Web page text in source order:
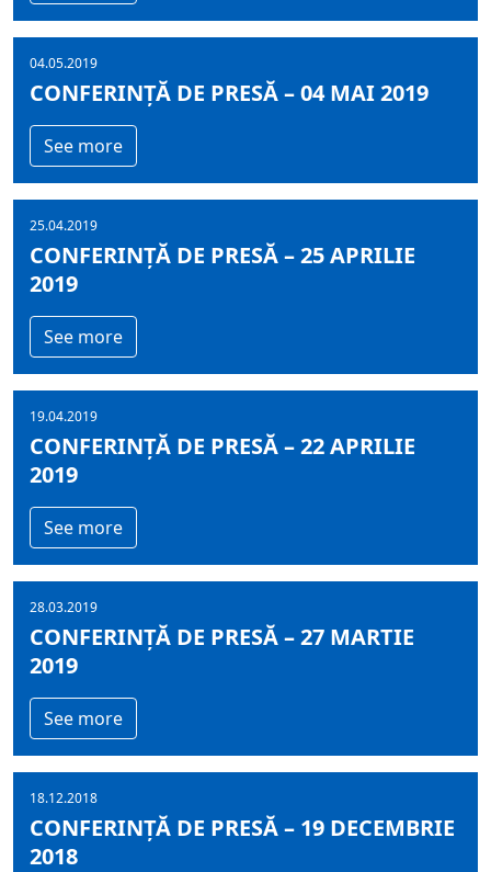
04.05.2019
CONFERINȚĂ DE PRESĂ – 04 MAI 2019
See more
25.04.2019
CONFERINȚĂ DE PRESĂ – 25 APRILIE
2019
See more
19.04.2019
CONFERINȚĂ DE PRESĂ – 22 APRILIE
2019
See more
28.03.2019
CONFERINȚĂ DE PRESĂ – 27 MARTIE
2019
See more
18.12.2018
CONFERINȚĂ DE PRESĂ – 19 DECEMBRIE
2018